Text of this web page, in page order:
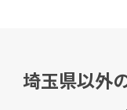
埼玉県以外